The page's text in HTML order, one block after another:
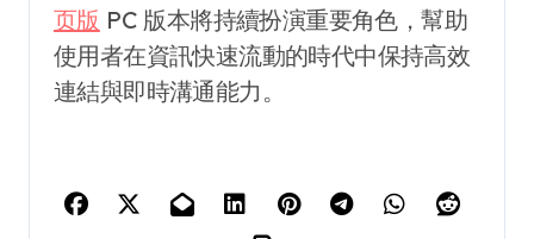
页版 PC 版本將持續扮演重要角色，幫助
使用者在資訊快速流動的時代中保持高效
連結與即時溝通能力。